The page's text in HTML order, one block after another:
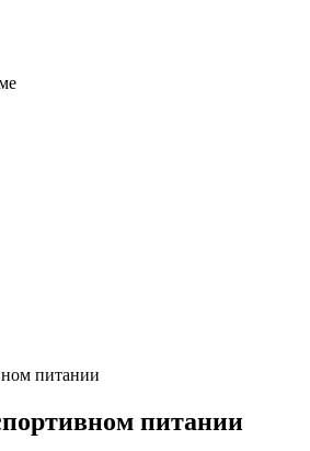
питании
питании